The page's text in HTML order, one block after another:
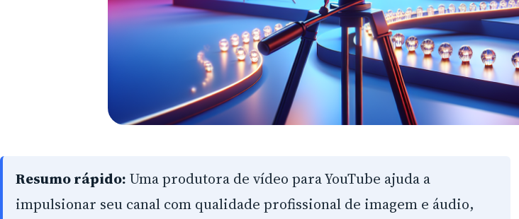
Resumo rápido: Uma produtora de vídeo para YouTube ajuda a
impulsionar seu canal com qualidade profissional de imagem e áudio,